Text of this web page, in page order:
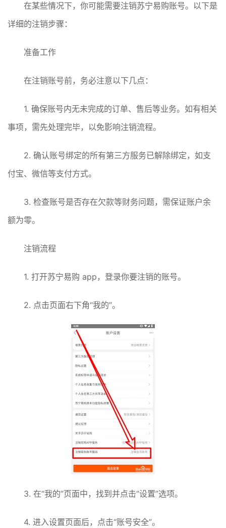
在某些情况下，你可能需要注销苏宁易购账号。以下是
详细的注销步骤：
准备工作
在注销账号前，务必注意以下几点：
1. 确保账号内无未完成的订单、售后等业务。如有相关
事项，需先处理完毕，以免影响注销流程。
2. 确认账号绑定的所有第三方服务已解除绑定，如支
付宝、微信等支付方式。
3. 检查账号是否存在欠款等财务问题，需保证账户余
额为零。
注销流程
1. 打开苏宁易购 app，登录你要注销的账号。
2. 点击页面右下角“我的”。
3. 在“我的”页面中，找到并点击“设置”选项。
4. 进入设置页面后，点击“账号安全”。